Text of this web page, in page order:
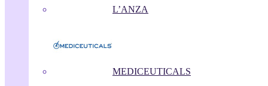
L’ANZA
MEDICEUTICALS